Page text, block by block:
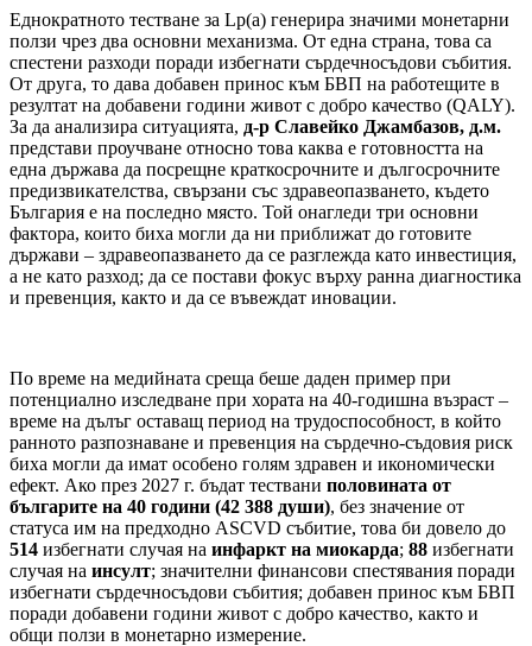
Еднократното тестване за Lp(a) генерира значими монетарни
ползи чрез два основни механизма. От една страна, това са
спестени разходи поради избегнати сърдечносъдови събития.
От друга, то дава добавен принос към БВП на работещите в
резултат на добавени години живот с добро качество (QALY).
За да анализира ситуацията, д-р Славейко Джамбазов, д.м.
представи проучване относно това каква е готовността на
една държава да посрещне краткосрочните и дългосрочните
предизвикателства, свързани със здравеопазването, където
България е на последно място. Той онагледи три основни
фактора, които биха могли да ни приближат до готовите
държави – здравеопазването да се разглежда като инвестиция,
а не като разход; да се постави фокус върху ранна диагностика
и превенция, както и да се въвеждат иновации.
По време на медийната среща беше даден пример при
потенциално изследване при хората на 40-годишна възраст –
време на дълъг оставащ период на трудоспособност, в който
ранното разпознаване и превенция на сърдечно-съдовия риск
биха могли да имат особено голям здравен и икономически
ефект. Ако през 2027 г. бъдат тествани половината от
българите на 40 години (42 388 души), без значение от
статуса им на предходно ASCVD събитие, това би довело до
514 избегнати случая на инфаркт на миокарда; 88 избегнати
случая на инсулт; значителни финансови спестявания поради
избегнати сърдечносъдови събития; добавен принос към БВП
поради добавени години живот с добро качество, както и
общи ползи в монетарно измерение.